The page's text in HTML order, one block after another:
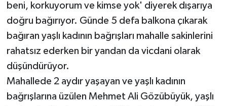
beni, korkuyorum ve kimse yok' diyerek dışarıya
doğru bağırıyor. Günde 5 defa balkona çıkarak
bağıran yaşlı kadının bağrışları mahalle sakinlerini
rahatsız ederken bir yandan da vicdani olarak
düşündürüyor.
Mahallede 2 aydır yaşayan ve yaşlı kadının
bağrışlarına üzülen Mehmet Ali Gözübüyük, yaşlı